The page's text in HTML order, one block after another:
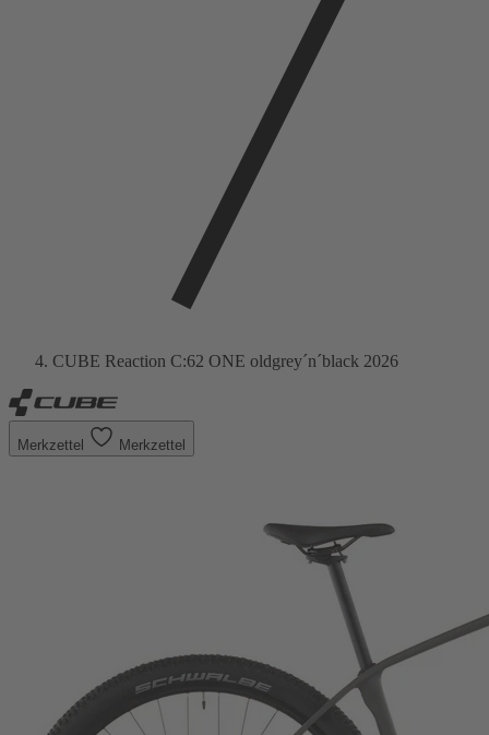
CUBE Reaction C:62 ONE oldgrey´n´black 2026
Merkzettel Merkzettel